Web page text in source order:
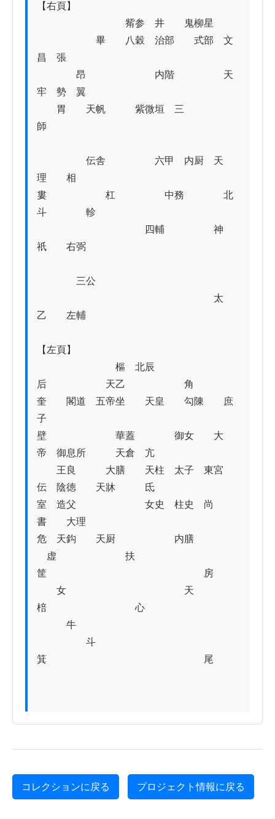
【右頁】
觜参　井　　鬼柳星
畢　　八穀　治部　　式部　文
昌　張
昂　　　　　　　内階　　　　　天
牢　勢　翼
胃　　天帆　　　紫微垣　三
師
伝舎　　　　　六甲　内厨　天
理　　相
婁　　　　　　杠　　　　　中務　　　　北
斗　　　　軫
四輔　　　　　神
祇　　右弼
三公
太
乙　　左輔
【左頁】
樞　北辰
后　　　　　　天乙　　　　　　角
奎　　閣道　五帝坐　　天皇　　勾陳　　庶
子
壁　　　　　　　華蓋　　　　御女　　大
帝　御息所　　　天倉　亢
王良　　　大膳　　天柱　太子　東宮
伝　陰徳　　天牀　　　氐
室　造父　　　　　　　女史　柱史　尚
書　　大理
危　天鈎　　天厨　　　　　　内膳
虚　　　　　　　扶
筐　　　　　　　　　　　　　　　　房
女　　　　　　　　　　　　天
棓　　　　　　　　　心
牛
斗
箕　　　　　　　　　　　　　　　　尾
コレクションに戻る プロジェクト情報に戻る